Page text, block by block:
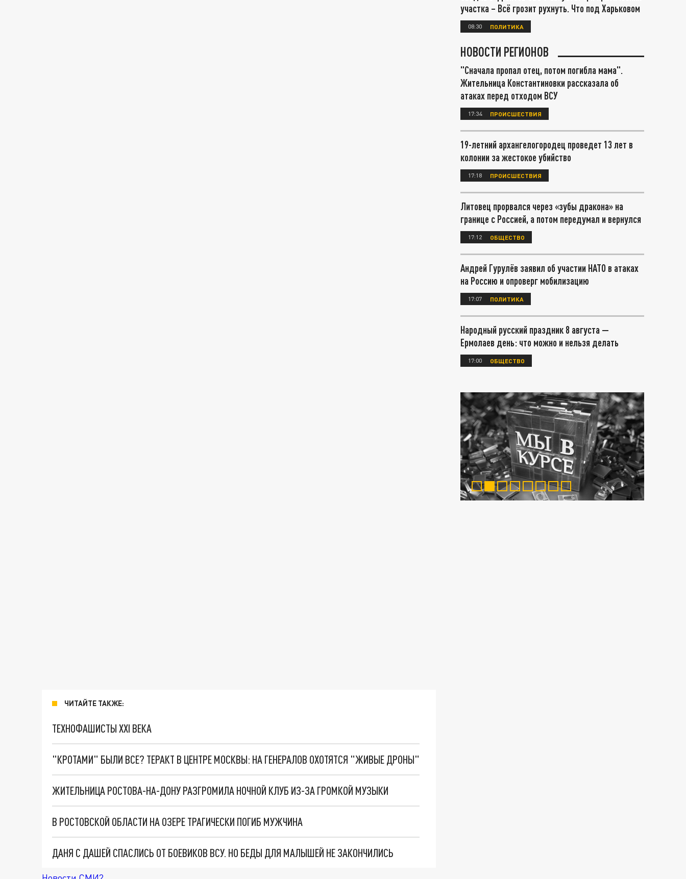
ЧИТАЙТЕ ТАКЖЕ:
ТЕХНОФАШИСТЫ XXI ВЕКА
"КРОТАМИ" БЫЛИ ВСЕ? ТЕРАКТ В ЦЕНТРЕ МОСКВЫ: НА ГЕНЕРАЛОВ ОХОТЯТСЯ "ЖИВЫЕ ДРОНЫ"
ЖИТЕЛЬНИЦА РОСТОВА-НА-ДОНУ РАЗГРОМИЛА НОЧНОЙ КЛУБ ИЗ-ЗА ГРОМКОЙ МУЗЫКИ
В РОСТОВСКОЙ ОБЛАСТИ НА ОЗЕРЕ ТРАГИЧЕСКИ ПОГИБ МУЖЧИНА
ДАНЯ С ДАШЕЙ СПАСЛИСЬ ОТ БОЕВИКОВ ВСУ. НО БЕДЫ ДЛЯ МАЛЫШЕЙ НЕ ЗАКОНЧИЛИСЬ
участка – Всё грозит рухнуть. Что под Харьковом
08:30 ПОЛИТИКА
НОВОСТИ РЕГИОНОВ
"Сначала пропал отец, потом погибла мама".
Жительница Константиновки рассказала об
атаках перед отходом ВСУ
17:34 ПРОИСШЕСТВИЯ
19-летний архангелогородец проведет 13 лет в
колонии за жестокое убийство
17:18 ПРОИСШЕСТВИЯ
Литовец прорвался через «зубы дракона» на
границе с Россией, а потом передумал и вернулся
17:12 ОБЩЕСТВО
Андрей Гурулёв заявил об участии НАТО в атаках
на Россию и опроверг мобилизацию
17:07 ПОЛИТИКА
Народный русский праздник 8 августа —
Ермолаев день: что можно и нельзя делать
17:00 ОБЩЕСТВО